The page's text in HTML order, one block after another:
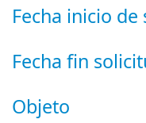
Fecha inicio
Fecha fin
Objeto